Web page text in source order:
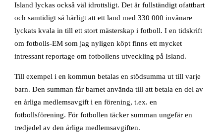
Island lyckas också väl idrottsligt. Det är fullständigt ofattbart
och samtidigt så härligt att ett land med 330 000 invånare
lyckats kvala in till ett stort mästerskap i fotboll. I en tidskrift
om fotbolls-EM som jag nyligen köpt finns ett mycket
intressant reportage om fotbollens utveckling på Island.
Till exempel i en kommun betalas en stödsumma ut till varje
barn. Den summan får barnet använda till att betala en del av
en årliga medlemsavgift i en förening, t.ex. en
fotbollsförening. För fotbollen täcker summan ungefär en
tredjedel av den årliga medlemsavgiften.